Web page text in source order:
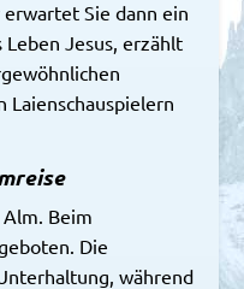
erwartet Sie dann ein
Leben Jesus, erzählt
Laienschauspielern
Beim
Die
während